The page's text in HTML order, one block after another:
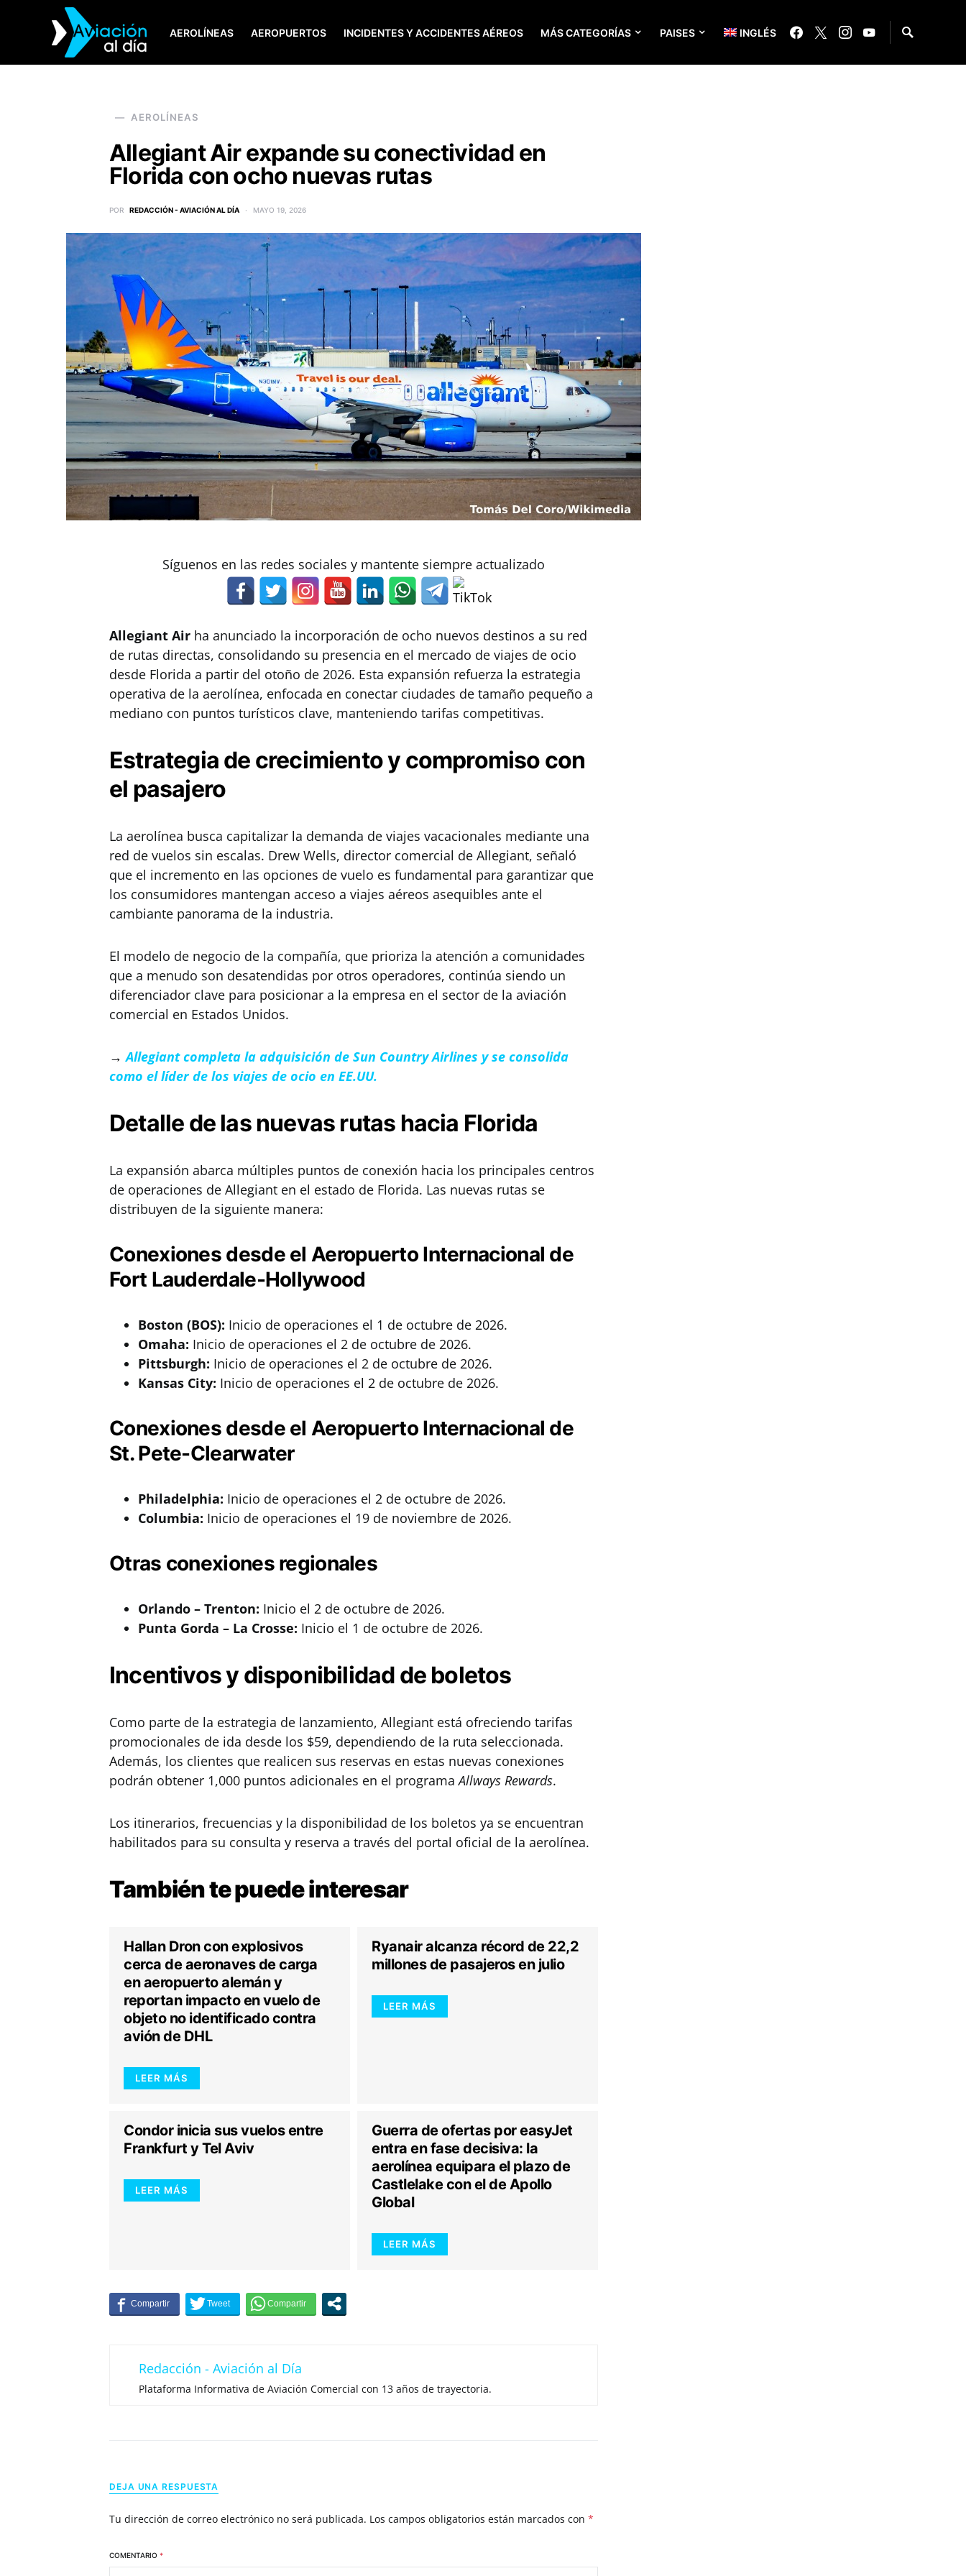
AEROLÍNEAS AEROPUERTOS INCIDENTES Y ACCIDENTES AÉREOS MÁS CATEGORÍAS PAISES INGLÉS
SEARCH FOR:
AEROLÍNEAS
Allegiant Air expande su conectividad en
Florida con ocho nuevas rutas
POR REDACCIÓN - AVIACIÓN AL DÍA MAYO 19, 2026
Síguenos en las redes sociales y mantente siempre actualizado
Allegiant Air ha anunciado la incorporación de ocho nuevos destinos a su red
de rutas directas, consolidando su presencia en el mercado de viajes de ocio
desde Florida a partir del otoño de 2026. Esta expansión refuerza la estrategia
operativa de la aerolínea, enfocada en conectar ciudades de tamaño pequeño a
mediano con puntos turísticos clave, manteniendo tarifas competitivas.
Estrategia de crecimiento y compromiso con
el pasajero
La aerolínea busca capitalizar la demanda de viajes vacacionales mediante una
red de vuelos sin escalas. Drew Wells, director comercial de Allegiant, señaló
que el incremento en las opciones de vuelo es fundamental para garantizar que
los consumidores mantengan acceso a viajes aéreos asequibles ante el
cambiante panorama de la industria.
El modelo de negocio de la compañía, que prioriza la atención a comunidades
que a menudo son desatendidas por otros operadores, continúa siendo un
diferenciador clave para posicionar a la empresa en el sector de la aviación
comercial en Estados Unidos.
→Allegiant completa la adquisición de Sun Country Airlines y se consolida
como el líder de los viajes de ocio en EE.UU.
Detalle de las nuevas rutas hacia Florida
La expansión abarca múltiples puntos de conexión hacia los principales centros
de operaciones de Allegiant en el estado de Florida. Las nuevas rutas se
distribuyen de la siguiente manera:
Conexiones desde el Aeropuerto Internacional de
Fort Lauderdale-Hollywood
Boston (BOS): Inicio de operaciones el 1 de octubre de 2026.
Omaha: Inicio de operaciones el 2 de octubre de 2026.
Pittsburgh: Inicio de operaciones el 2 de octubre de 2026.
Kansas City: Inicio de operaciones el 2 de octubre de 2026.
Conexiones desde el Aeropuerto Internacional de
St. Pete-Clearwater
Philadelphia: Inicio de operaciones el 2 de octubre de 2026.
Columbia: Inicio de operaciones el 19 de noviembre de 2026.
Otras conexiones regionales
Orlando – Trenton: Inicio el 2 de octubre de 2026.
Punta Gorda – La Crosse: Inicio el 1 de octubre de 2026.
Incentivos y disponibilidad de boletos
Como parte de la estrategia de lanzamiento, Allegiant está ofreciendo tarifas
promocionales de ida desde los $59, dependiendo de la ruta seleccionada.
Además, los clientes que realicen sus reservas en estas nuevas conexiones
podrán obtener 1,000 puntos adicionales en el programaAllways Rewards.
Los itinerarios, frecuencias y la disponibilidad de los boletos ya se encuentran
habilitados para su consulta y reserva a través del portal oficial de la aerolínea.
También te puedeinteresar
Hallan Dron con explosivos
cerca de aeronaves de carga
en aeropuerto alemán y
reportan impacto en vuelo de
objeto no identificado contra
avión de DHL
LEER MÁS
Ryanair alcanza récord de 22,2
millones de pasajeros en julio
LEER MÁS
Condor inicia sus vuelos entre
Frankfurt y Tel Aviv
LEER MÁS
Guerra de ofertas por easyJet
entra en fase decisiva: la
aerolínea equipara el plazo de
Castlelake con el de Apollo
Global
LEER MÁS
Redacción - Aviación al Día
Plataforma Informativa de Aviación Comercial con 13 años de trayectoria.
DEJA UNA RESPUESTA
Tu dirección de correo electrónico no será publicada. Los campos obligatorios están marcados con *
COMENTARIO *